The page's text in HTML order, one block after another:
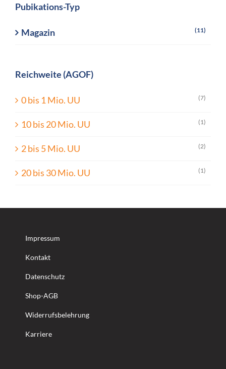
Pubikations-Typ
Magazin (11)
Reichweite (AGOF)
0 bis 1 Mio. UU (7)
10 bis 20 Mio. UU (1)
2 bis 5 Mio. UU (2)
20 bis 30 Mio. UU (1)
Impressum
Kontakt
Datenschutz
Shop-AGB
Widerrufsbelehrung
Karriere